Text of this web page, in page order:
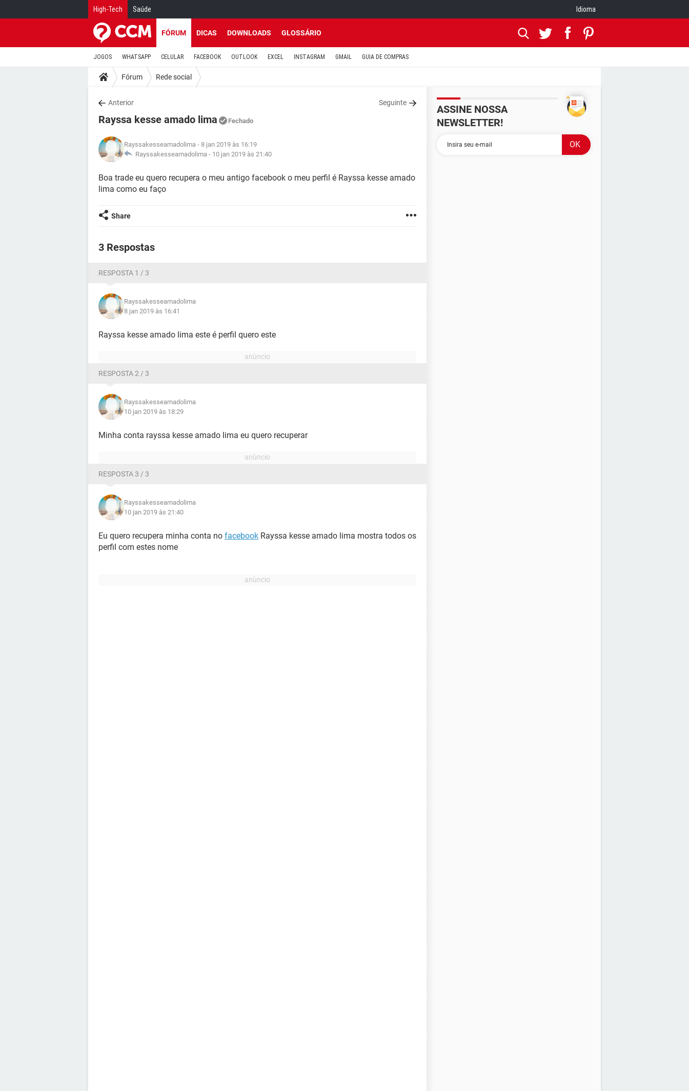
High-Tech Saúde Idioma
FÓRUM DICAS DOWNLOADS GLOSSÁRIO
JOGOS WHATSAPP CELULAR FACEBOOK OUTLOOK EXCEL INSTAGRAM GMAIL GUIA DE COMPRAS
Fórum Rede social
Anterior Seguinte
Rayssa kesse amado lima Fechado
Rayssakesseamadolima - 8 jan 2019 às 16:19
Rayssakesseamadolima - 10 jan 2019 às 21:40
Boa trade eu quero recupera o meu antigo facebook o meu perfil é Rayssa kesse amado
lima como eu faço
Share
3 Respostas
RESPOSTA 1 / 3
Rayssakesseamadolima
8 jan 2019 às 16:41
Rayssa kesse amado lima este é perfil quero este
RESPOSTA 2 / 3
Rayssakesseamadolima
10 jan 2019 às 18:29
Minha conta rayssa kesse amado lima eu quero recuperar
RESPOSTA 3 / 3
Rayssakesseamadolima
10 jan 2019 às 21:40
Eu quero recupera minha conta no facebook Rayssa kesse amado lima mostra todos os
perfil com estes nome
ASSINE NOSSA
NEWSLETTER!